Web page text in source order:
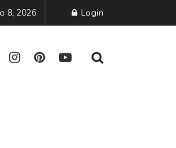
8, 2026 Login